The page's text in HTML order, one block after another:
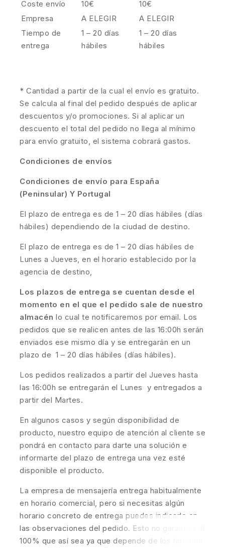
Coste envío 10€
10€
Empresa
A ELEGIR
A ELEGIR
Tiempo de
entrega
1 – 20 días
hábiles
1 – 20 días
hábiles
* Cantidad a partir de la cual el envío es gratuito.
Se calcula al final del pedido después de aplicar
descuentos y/o promociones. Si al aplicar un
descuento el total del pedido no llega al mínimo
para envío gratuito, el sistema cobrará gastos.
Condiciones de envíos
Condiciones de envío para España
(Peninsular) Y Portugal
El plazo de entrega es de 1 – 20 días hábiles (días
hábiles) dependiendo de la ciudad de destino.
El plazo de entrega es de 1 – 20 días hábiles de
Lunes a Jueves, en el horario establecido por la
agencia de destino,
Los plazos de entrega se cuentan desde el
momento en el que el pedido sale de nuestro
almacén lo cual te notificaremos por email. Los
pedidos que se realicen antes de las 16:00h serán
enviados ese mismo día y se entregarán en un
plazo de 1 – 20 días hábiles (días hábiles).
Los pedidos realizados a partir del Jueves hasta
las 16:00h se entregarán el Lunes y entregados a
partir del Martes.
En algunos casos y según disponibilidad de
producto, nuestro equipo de atención al cliente se
pondrá en contacto para darte una solución e
informarte del plazo de entrega una vez esté
disponible el producto.
La empresa de mensajería entrega habitualmente
en horario comercial, pero si necesitas algún
horario concreto de entrega puedes indicarlo en
las observaciones del pedido. Esto no garantiza al
100% que así sea ya que depende de los horarios